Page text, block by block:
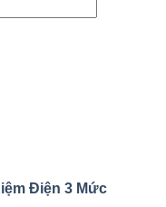
Điện 3 Mức